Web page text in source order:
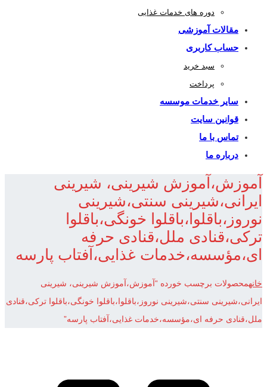
دوره های خدمات غذایی
مقالات آموزشی
حساب کاربری
سبد خرید
پرداخت
سایر خدمات موسسه
قوانین سایت
تماس با ما
درباره ما
آموزش،آموزش شیرینی، شیرینی
ایرانی،شیرینی سنتی،شیرینی
نوروز،باقلوا،باقلوا خونگی،باقلوا
ترکی،قنادی ملل،قنادی حرفه
ای،مؤسسه،خدمات غذایی،آفتاب پارسه
خانهمحصولات برچسب خورده “آموزش،آموزش شیرینی، شیرینی
ایرانی،شیرینی سنتی،شیرینی نوروز،باقلوا،باقلوا خونگی،باقلوا ترکی،قنادی
ملل،قنادی حرفه ای،مؤسسه،خدمات غذایی،آفتاب پارسه”